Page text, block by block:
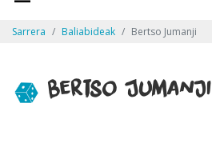
Sarrera Baliabideak Bertso Jumanji
Bertso Jumanji